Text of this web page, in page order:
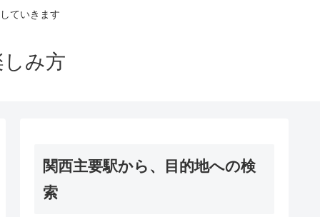
ていきます
み方
関西主要駅から、目的地への検
索